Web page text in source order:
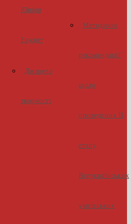
Юніор
Ерудит
Джерело
творчості
Методичні
рекомендації
щодо
проведення ІІ
етапу
Всеукраїнських
учнівських